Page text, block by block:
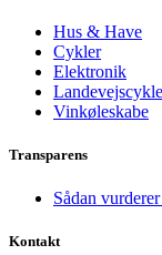
Hus & Have
Cykler
Elektronik
Vinkøleskabe
Transparens
Sådan
Kontakt